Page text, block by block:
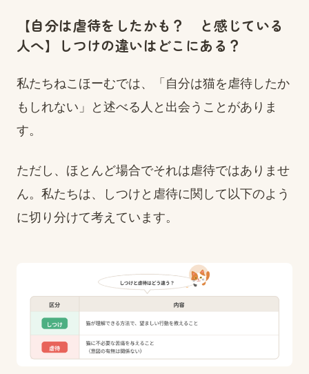
【自分は虐待をしたかも？ と感じている
人へ】しつけの違いはどこにある？
私たちねこほーむでは、「自分は猫を虐待したか
もしれない」と述べる人と出会うことがありま
す。
ただし、ほとんど場合でそれは虐待ではありませ
ん。私たちは、しつけと虐待に関して以下のよう
に切り分けて考えています。